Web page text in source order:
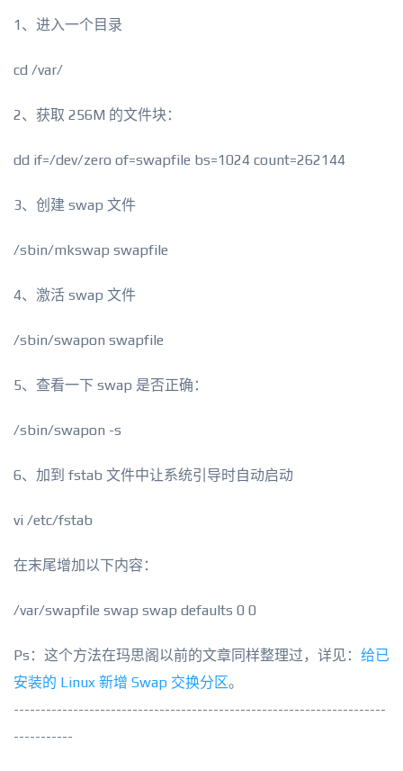
1、进入一个目录
cd /var/
2、获取 256M 的文件块：
dd if=/dev/zero of=swapfile bs=1024 count=262144
3、创建 swap 文件
/sbin/mkswap swapfile
4、激活 swap 文件
/sbin/swapon swapfile
5、查看一下 swap 是否正确：
/sbin/swapon -s
6、加到 fstab 文件中让系统引导时自动启动
vi /etc/fstab
在末尾增加以下内容：
/var/swapfile swap swap defaults 0 0
Ps：这个方法在玛思阁以前的文章同样整理过，详见： 给已
安装的 Linux 新增 Swap 交换分区。
---------------------------------------------------------------------
-----------